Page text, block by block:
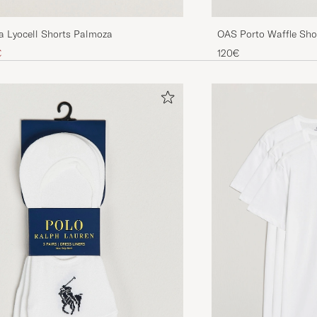
Lyocell Shorts Palmoza
prijs
OAS Porto Waffle
120€